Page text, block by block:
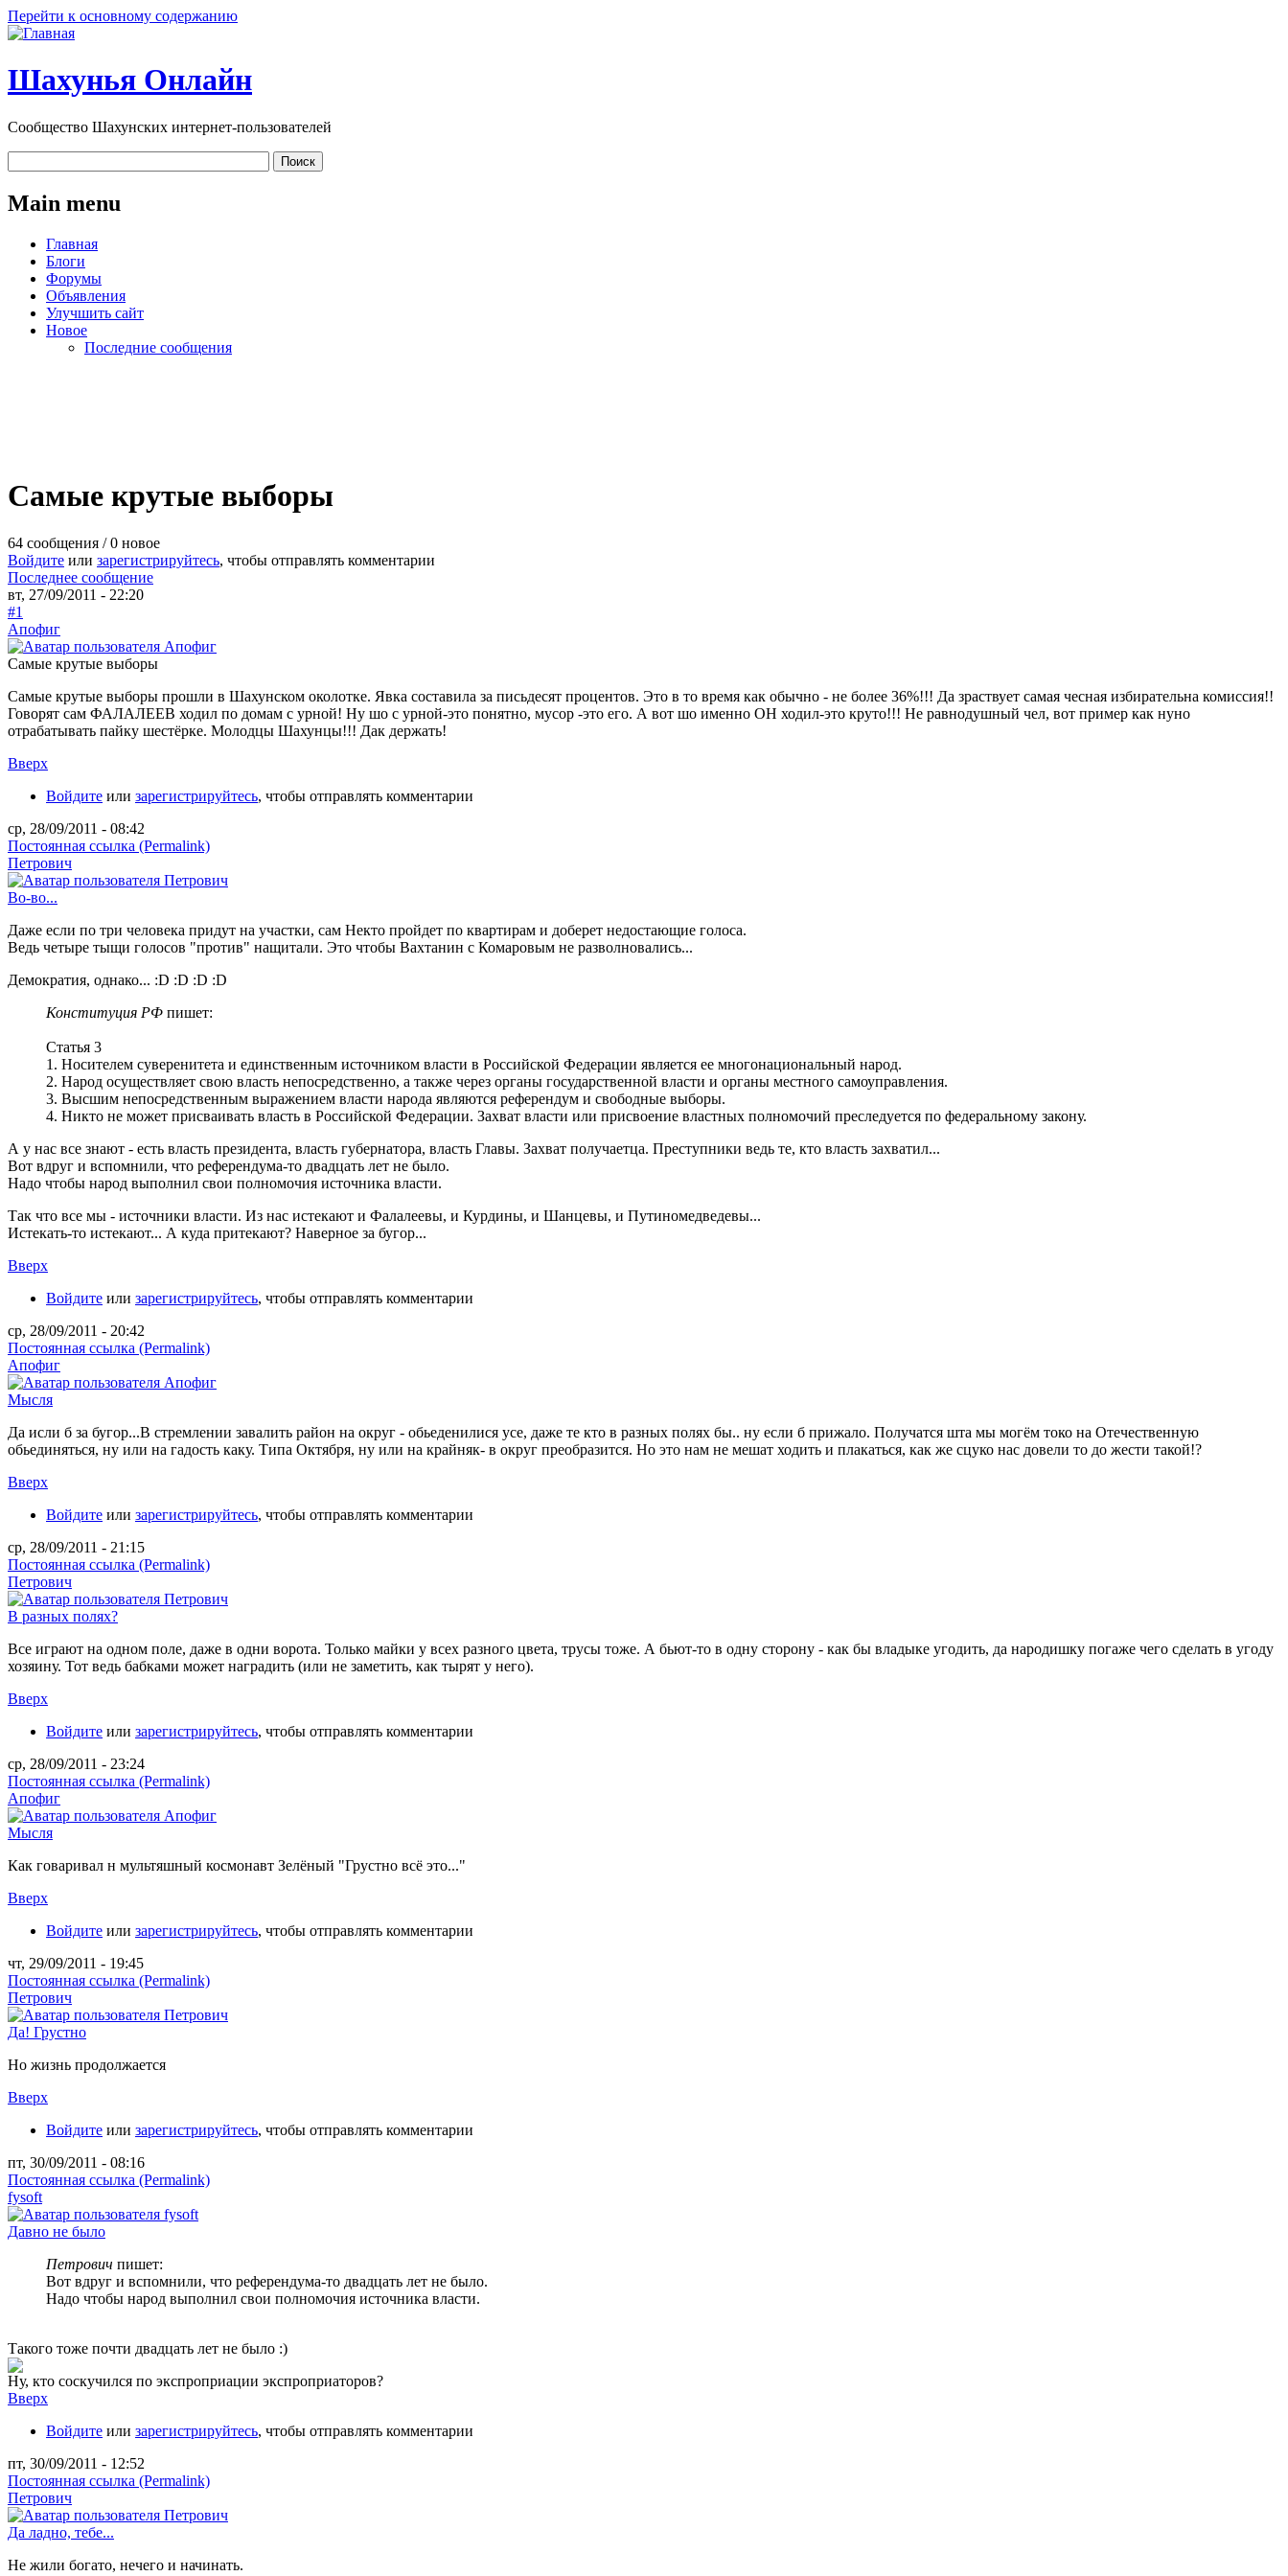
Перейти к основному содержанию
Шахунья Онлайн
Сообщество Шахунских интернет-пользователей
Main menu
Главная
Блоги
Форумы
Объявления
Улучшить сайт
Новое
Последние сообщения
Самые крутые выборы
64 сообщения / 0 новое
Войдите или зарегистрируйтесь, чтобы отправлять комментарии
Последнее сообщение
вт, 27/09/2011 - 22:20
#1
Апофиг
Самые крутые выборы
Самые крутые выборы прошли в Шахунском околотке. Явка составила за письдесят процентов. Это в то время как обычно - не более 36%!!! Да зраствует самая чесная избирательна комиссия!!
Говорят сам ФАЛАЛЕЕВ ходил по домам с урной! Ну шо с урной-это понятно, мусор -это его. А вот шо именно ОН ходил-это круто!!! Не равнодушный чел, вот пример как нуно
отрабатывать пайку шестёрке. Молодцы Шахунцы!!! Дак держать!
Вверх
Войдите или зарегистрируйтесь, чтобы отправлять комментарии
ср, 28/09/2011 - 08:42
Постоянная ссылка (Permalink)
Петрович
Во-во...
Даже если по три человека придут на участки, сам Некто пройдет по квартирам и доберет недостающие голоса.
Ведь четыре тыщи голосов "против" нащитали. Это чтобы Вахтанин с Комаровым не разволновались...
Демократия, однако... :D :D :D :D
Конституция РФ пишет:
Статья 3
1. Носителем суверенитета и единственным источником власти в Российской Федерации является ее многонациональный народ.
2. Народ осуществляет свою власть непосредственно, а также через органы государственной власти и органы местного самоуправления.
3. Высшим непосредственным выражением власти народа являются референдум и свободные выборы.
4. Никто не может присваивать власть в Российской Федерации. Захват власти или присвоение властных полномочий преследуется по федеральному закону.
А у нас все знают - есть власть президента, власть губернатора, власть Главы. Захват получаетца. Преступники ведь те, кто власть захватил...
Вот вдруг и вспомнили, что референдума-то двадцать лет не было.
Надо чтобы народ выполнил свои полномочия источника власти.
Так что все мы - источники власти. Из нас истекают и Фалалеевы, и Курдины, и Шанцевы, и Путиномедведевы...
Истекать-то истекают... А куда притекают? Наверное за бугор...
Вверх
Войдите или зарегистрируйтесь, чтобы отправлять комментарии
ср, 28/09/2011 - 20:42
Постоянная ссылка (Permalink)
Апофиг
Мысля
Да исли б за бугор...В стремлении завалить район на округ - обьеденилися усе, даже те кто в разных полях бы.. ну если б прижало. Получатся шта мы могём токо на Отечественную
обьединяться, ну или на гадость каку. Типа Октября, ну или на крайняк- в округ преобразится. Но это нам не мешат ходить и плакаться, как же сцуко нас довели то до жести такой!?
Вверх
Войдите или зарегистрируйтесь, чтобы отправлять комментарии
ср, 28/09/2011 - 21:15
Постоянная ссылка (Permalink)
Петрович
В разных полях?
Все играют на одном поле, даже в одни ворота. Только майки у всех разного цвета, трусы тоже. А бьют-то в одну сторону - как бы владыке угодить, да народишку погаже чего сделать в угоду
хозяину. Тот ведь бабками может наградить (или не заметить, как тырят у него).
Вверх
Войдите или зарегистрируйтесь, чтобы отправлять комментарии
ср, 28/09/2011 - 23:24
Постоянная ссылка (Permalink)
Апофиг
Мысля
Как говаривал н мультяшный космонавт Зелёный "Грустно всё это..."
Вверх
Войдите или зарегистрируйтесь, чтобы отправлять комментарии
чт, 29/09/2011 - 19:45
Постоянная ссылка (Permalink)
Петрович
Да! Грустно
Но жизнь продолжается
Вверх
Войдите или зарегистрируйтесь, чтобы отправлять комментарии
пт, 30/09/2011 - 08:16
Постоянная ссылка (Permalink)
fysoft
Давно не было
Петрович пишет:
Вот вдруг и вспомнили, что референдума-то двадцать лет не было.
Надо чтобы народ выполнил свои полномочия источника власти.
Такого тоже почти двадцать лет не было :)
Ну, кто соскучился по экспроприации экспроприаторов?
Вверх
Войдите или зарегистрируйтесь, чтобы отправлять комментарии
пт, 30/09/2011 - 12:52
Постоянная ссылка (Permalink)
Петрович
Да ладно, тебе...
Не жили богато, нечего и начинать.